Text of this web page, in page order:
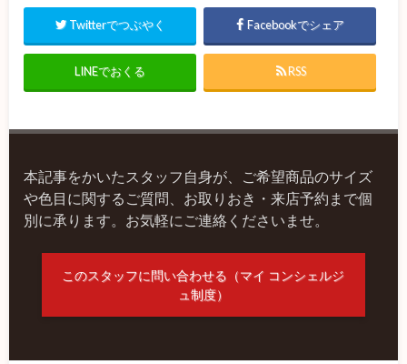
Twitterでつぶやく Facebookでシェア
LINEでおくる RSS
本記事をかいたスタッフ自身が、ご希望商品のサイズ
や色目に関するご質問、お取りおき・来店予約まで個
別に承ります。お気軽にご連絡くださいませ。
このスタッフに問い合わせる（マイ コンシェルジ
ュ制度）